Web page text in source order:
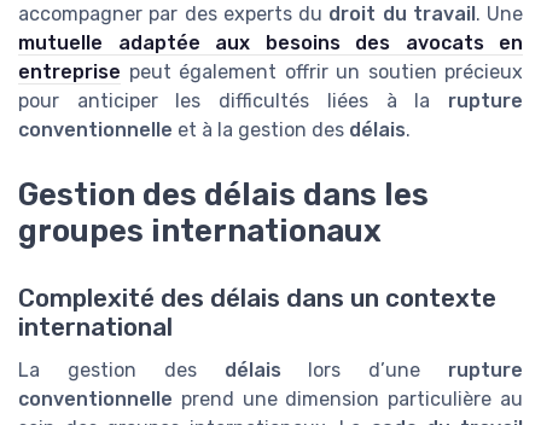
accompagner par des experts du droit du travail. Une
mutuelle adaptée aux besoins des avocats en
entreprise peut également offrir un soutien précieux
pour anticiper les difficultés liées à la rupture
conventionnelle et à la gestion des délais.
Gestion des délais dans les
groupes internationaux
Complexité des délais dans un contexte
international
La gestion des délais lors d’une rupture
conventionnelle prend une dimension particulière au